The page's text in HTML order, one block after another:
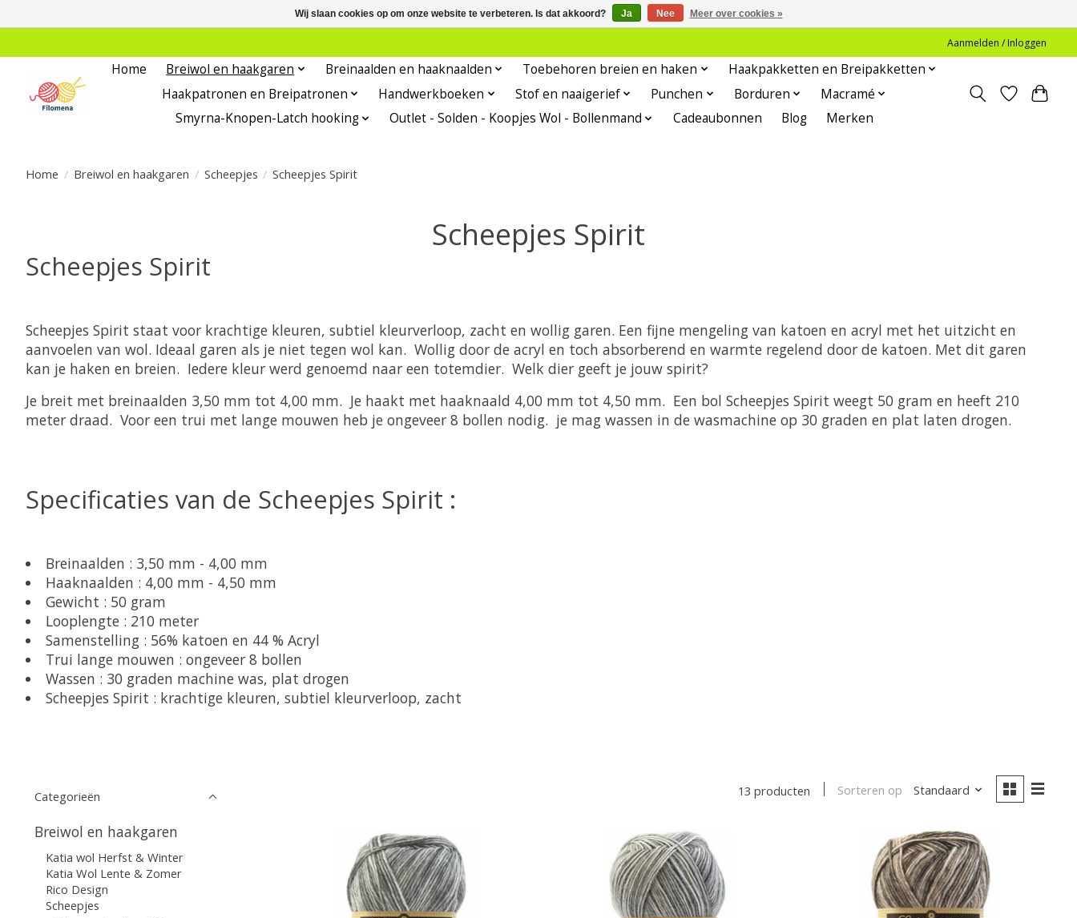
Aanmelden / Inloggen
Home Breiwol en haakgaren Breinaalden en haaknaalden Toebehoren breien en haken
Haakpakketten en Breipakketten
Haakpatronen en Breipatronen
Handwerkboeken Stof en naaigerief Punchen Borduren
Macramé
Smyrna-Knopen-Latch hooking
Outlet - Solden - Koopjes Wol - Bollenmand Cadeaubonnen Blog Merken
Home / Breiwol en haakgaren / Scheepjes / Scheepjes Spirit
Scheepjes Spirit
Scheepjes Spirit
Scheepjes Spirit staat voor krachtige kleuren, subtiel kleurverloop, zacht en wollig garen. Een fijne mengeling van katoen en acryl met het uitzicht en
aanvoelen van wol. Ideaal garen als je niet tegen wol kan. Wollig door de acryl en toch absorberend en warmte regelend door de katoen. Met dit garen
kan je haken en breien. Iedere kleur werd genoemd naar een totemdier. Welk dier geeft je jouw spirit?
Je breit met breinaalden 3,50 mm tot 4,00 mm. Je haakt met haaknaald 4,00 mm tot 4,50 mm. Een bol Scheepjes Spirit weegt 50 gram en heeft 210
meter draad. Voor een trui met lange mouwen heb je ongeveer 8 bollen nodig. je mag wassen in de wasmachine op 30 graden en plat laten drogen.
Specificaties van de Scheepjes Spirit :
Breinaalden : 3,50 mm - 4,00 mm
Haaknaalden : 4,00 mm - 4,50 mm
Gewicht : 50 gram
Looplengte : 210 meter
Samenstelling : 56% katoen en 44 % Acryl
Trui lange mouwen : ongeveer 8 bollen
Wassen : 30 graden machine was, plat drogen
Scheepjes Spirit : krachtige kleuren, subtiel kleurverloop, zacht
Categorieën
Breiwol en haakgaren
Katia wol Herfst & Winter
Katia Wol Lente & Zomer
Rico Design
Scheepjes
13 producten Sorteren op Standaard
Wij slaan cookies op om onze website te verbeteren. Is dat akkoord? Ja Nee Meer over cookies »